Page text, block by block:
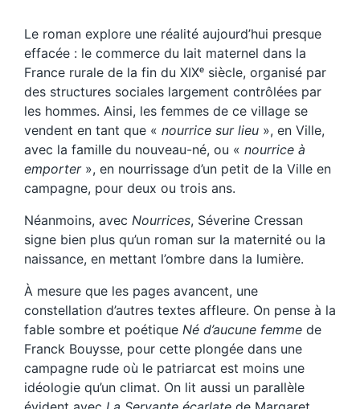
Le roman explore une réalité aujourd’hui presque
effacée : le commerce du lait maternel dans la
France rurale de la fin du XIXᵉ siècle, organisé par
des structures sociales largement contrôlées par
les hommes. Ainsi, les femmes de ce village se
vendent en tant que « nourrice sur lieu », en Ville,
avec la famille du nouveau-né, ou « nourrice à
emporter», en nourrissage d’un petit de la Ville en
campagne, pour deux ou trois ans.
Néanmoins, avec Nourrices, Séverine Cressan
signe bien plus qu’un roman sur la maternité ou la
naissance, en mettant l’ombre dans la lumière.
À mesure que les pages avancent, une
constellation d’autres textes affleure. On pense à la
fable sombre et poétique Né d’aucune femme de
Franck Bouysse, pour cette plongée dans une
campagne rude où le patriarcat est moins une
idéologie qu’un climat. On lit aussi un parallèle